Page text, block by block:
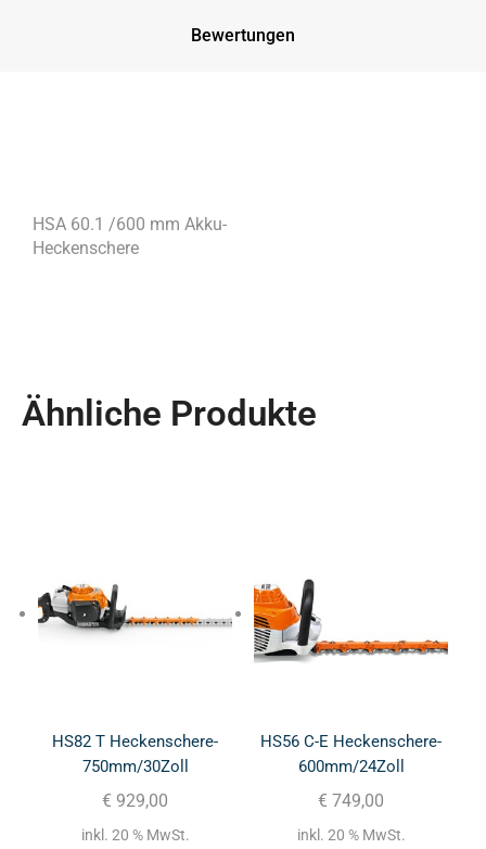
Bewertungen
HSA 60.1 /600 mm Akku-
Heckenschere
Ähnliche Produkte
HS82 T Heckenschere-
750mm/30Zoll
€ 929,00
inkl. 20 % MwSt.
HS56 C-E Heckenschere-
600mm/24Zoll
€ 749,00
inkl. 20 % MwSt.